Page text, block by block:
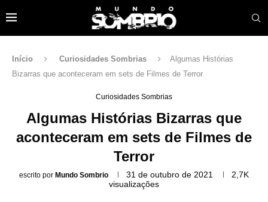
Início Curiosidades Sombrias
Algumas Histórias
Bizarras que aconteceram em sets de Filmes de Terror
Curiosidades Sombrias
Algumas Histórias Bizarras que
aconteceram em sets de Filmes de
Terror
escrito por Mundo Sombrio 31 de outubro de 2021
2,7K
visualizações